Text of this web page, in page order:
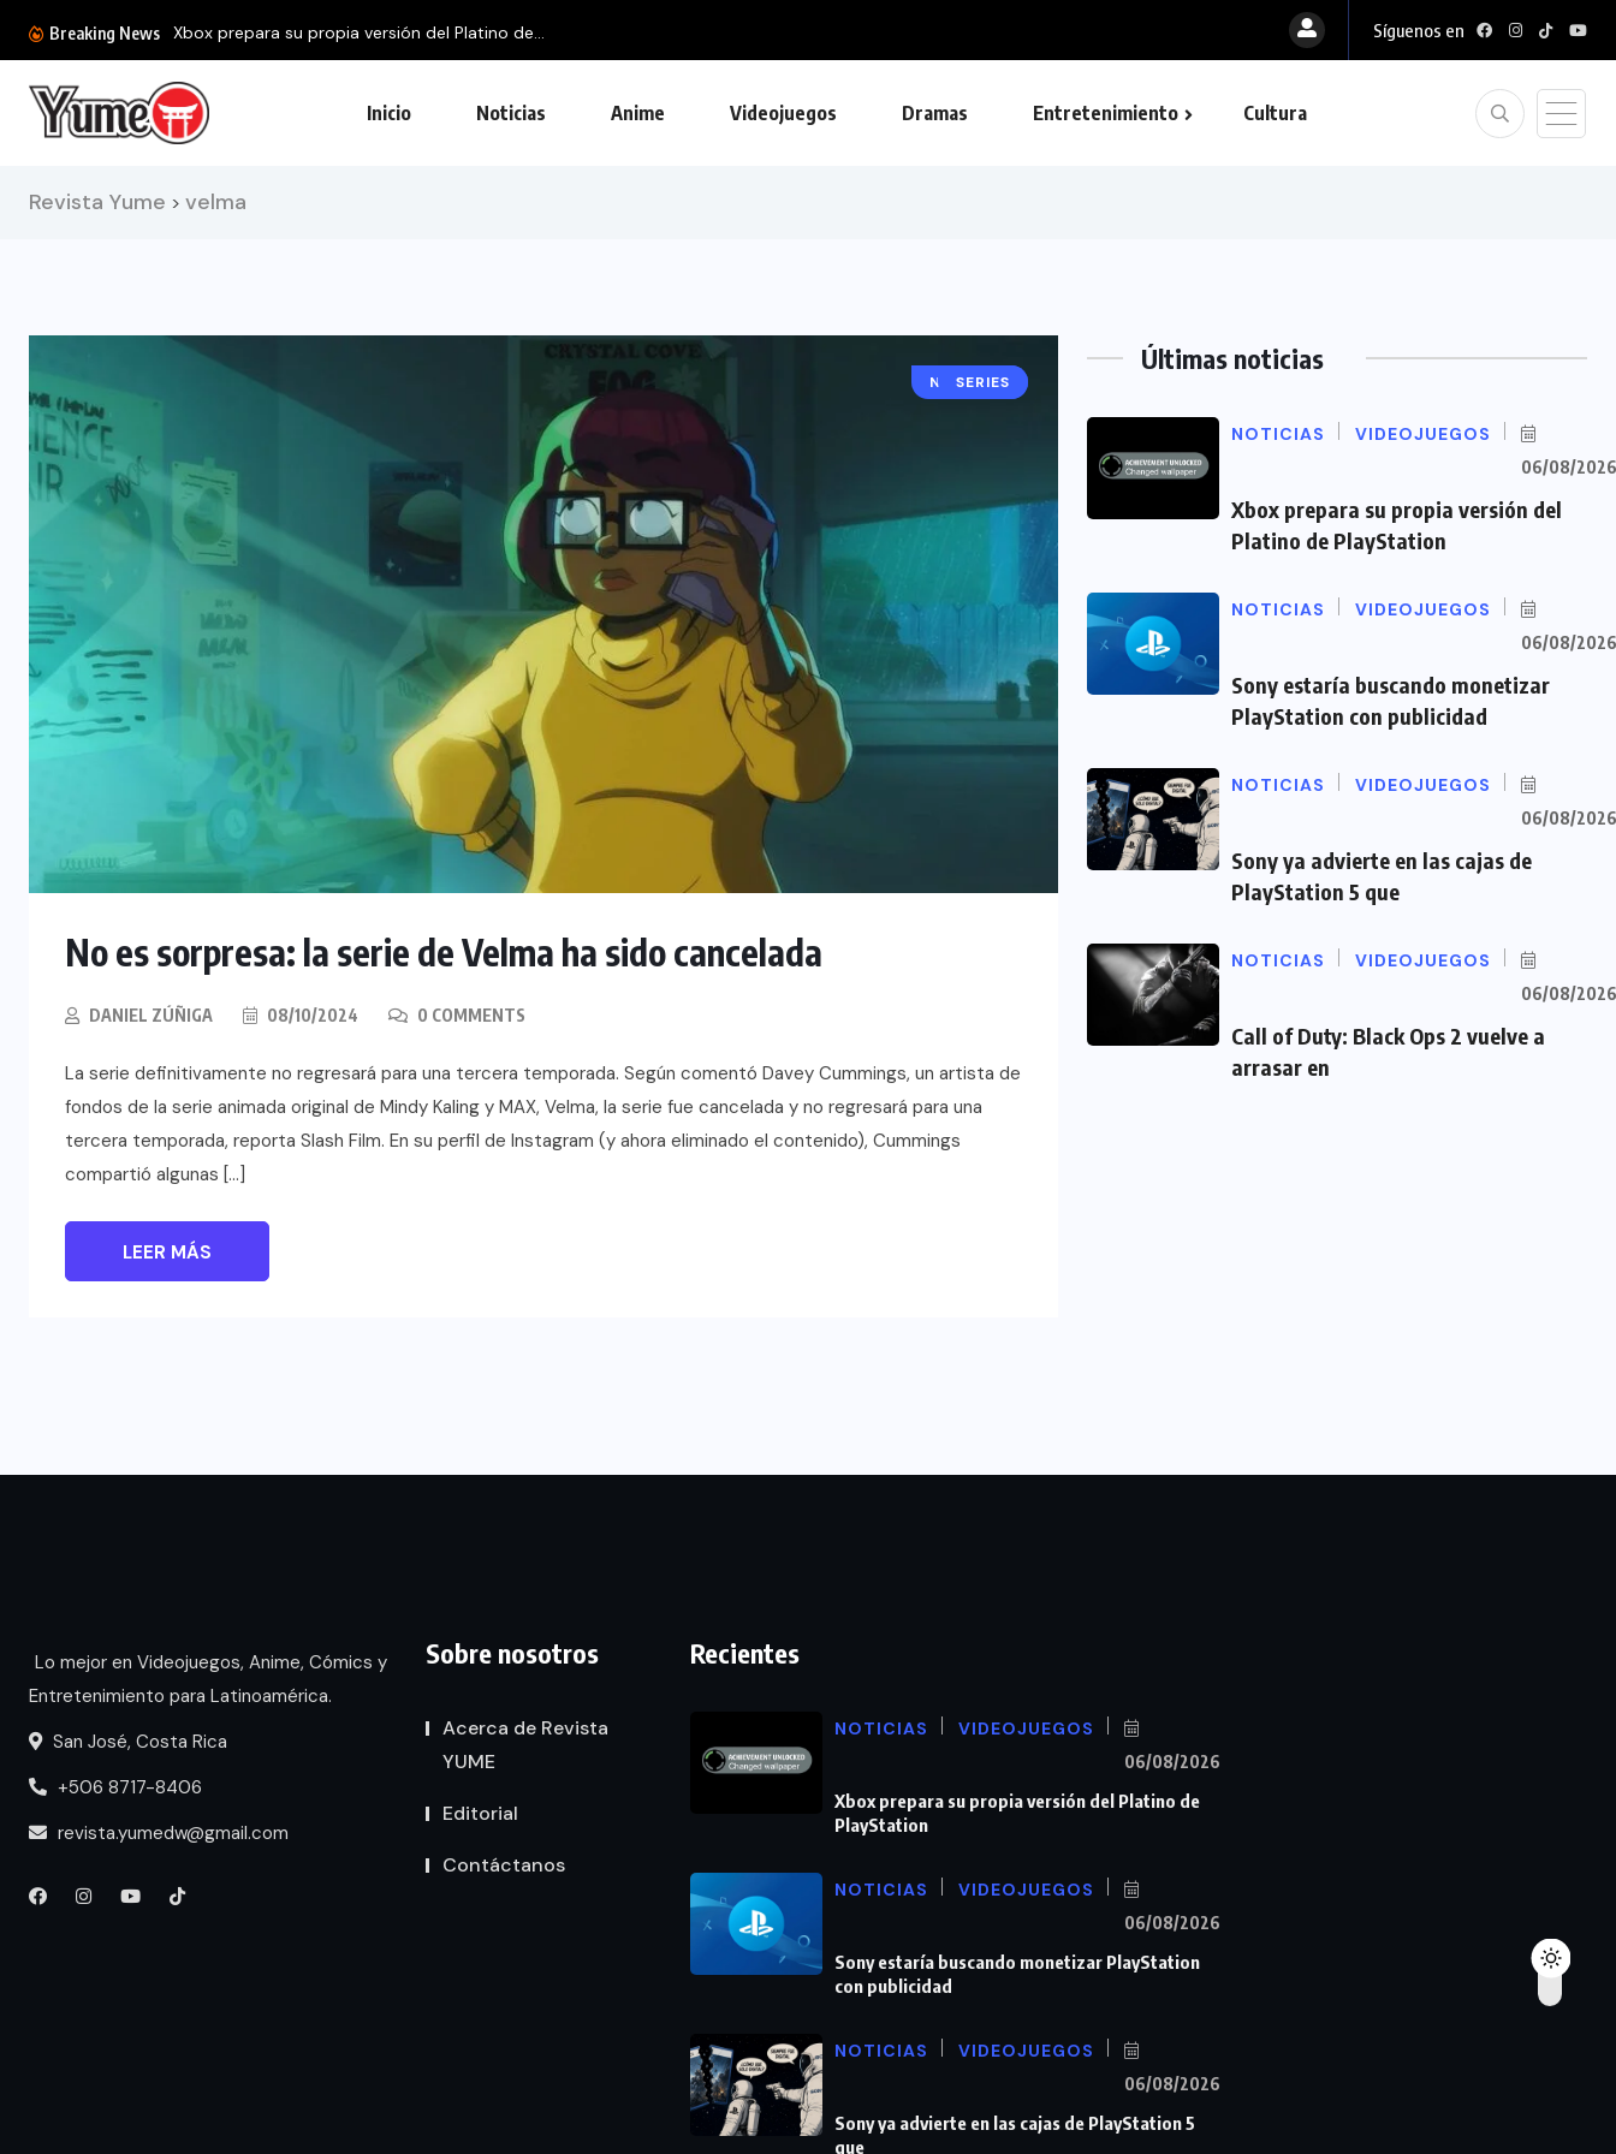
Breaking News Síguenos en
Inicio Noticias Anime Videojuegos Dramas Entretenimiento Cultura
Revista Yume > velma
NOTICIAS
SERIES
No es sorpresa: la serie de Velma ha sido cancelada
DANIEL ZÚÑIGA 08/10/2024 0 COMMENTS
La serie definitivamente no regresará para una tercera temporada. Según comentó Davey Cummings, un artista de
fondos de la serie animada original de Mindy Kaling y MAX, Velma, la serie fue cancelada y no regresará para una
tercera temporada, reporta Slash Film. En su perfil de Instagram (y ahora eliminado el contenido), Cummings
compartió algunas […]
LEER MÁS
Últimas noticias
NOTICIAS VIDEOJUEGOS
06/08/2026
Xbox prepara su propia versión del
Platino de PlayStation
NOTICIAS VIDEOJUEGOS
06/08/2026
Sony estaría buscando monetizar
PlayStation con publicidad
NOTICIAS VIDEOJUEGOS
06/08/2026
Sony ya advierte en las cajas de
PlayStation 5 que
NOTICIAS VIDEOJUEGOS
06/08/2026
Call of Duty: Black Ops 2 vuelve a
arrasar en
Lo mejor en Videojuegos, Anime, Cómics y
Entretenimiento para Latinoamérica.
San José, Costa Rica
+506 8717-8406
revista.yumedw@gmail.com
Sobre nosotros
Acerca de Revista
YUME
Editorial
Contáctanos
Recientes
NOTICIAS VIDEOJUEGOS
06/08/2026
Xbox prepara su propia versión del Platino de
PlayStation
NOTICIAS VIDEOJUEGOS
06/08/2026
Sony estaría buscando monetizar PlayStation
con publicidad
NOTICIAS VIDEOJUEGOS
06/08/2026
Sony ya advierte en las cajas de PlayStation 5
que